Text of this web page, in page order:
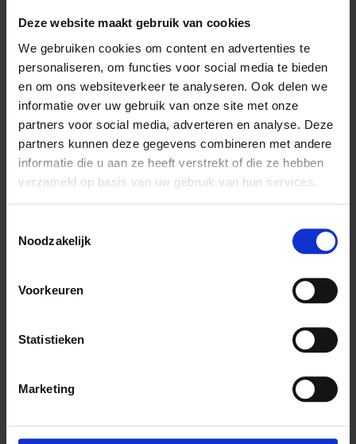
Deze website maakt gebruik van cookies
We gebruiken cookies om content en advertenties te
personaliseren, om functies voor social media te bieden
en om ons websiteverkeer te analyseren. Ook delen we
informatie over uw gebruik van onze site met onze
partners voor social media, adverteren en analyse. Deze
partners kunnen deze gegevens combineren met andere
informatie die u aan ze heeft verstrekt of die ze hebben
verzameld op basis van uw gebruik van hun services.
Noodzakelijk
Voorkeuren
Statistieken
Marketing
gallerij
Artikelomschrijving
Avian BT-Biergistis een aanvullend diervoeder voor vogels.
Avian BT-Biergist (Saccharomyces cereviciae) ondersteunt de
Het kan ook helpen om vogels drogere ontlasting te geven
Ruw eiwit 31%, Ruw vet 7%,